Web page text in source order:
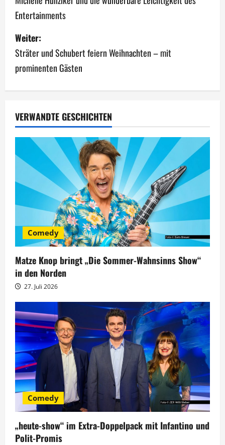
i
t
r
a
s
n
v
i
g
a
t
i
o
n
Entertainments
Weiter:
Sträter und Schubert feiern Weihnachten – mit
prominenten Gästen
VERWANDTE GESCHICHTEN
Comedy
Matze Knop bringt „Die Sommer-Wahnsinns Show“
in den Norden
27. Juli 2026
Comedy
„heute-show“ im Extra-Doppelpack mit Infantino und
Polit-Promis